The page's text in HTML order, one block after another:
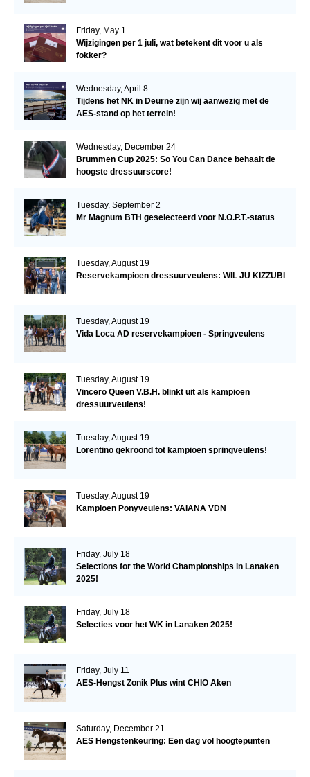
Friday, May 1
Wijzigingen per 1 juli, wat betekent dit voor u als
fokker?
Wednesday, April 8
Tijdens het NK in Deurne zijn wij aanwezig met de
AES-stand op het terrein!
Wednesday, December 24
Brummen Cup 2025: So You Can Dance behaalt de
hoogste dressuurscore!
Tuesday, September 2
Mr Magnum BTH geselecteerd voor N.O.P.T.-status
Tuesday, August 19
Reservekampioen dressuurveulens: WIL JU KIZZUBI
Tuesday, August 19
Vida Loca AD reservekampioen - Springveulens
Tuesday, August 19
Vincero Queen V.B.H. blinkt uit als kampioen
dressuurveulens!
Tuesday, August 19
Lorentino gekroond tot kampioen springveulens!
Tuesday, August 19
Kampioen Ponyveulens: VAIANA VDN
Friday, July 18
Selections for the World Championships in Lanaken
2025!
Friday, July 18
Selecties voor het WK in Lanaken 2025!
Friday, July 11
AES-Hengst Zonik Plus wint CHIO Aken
Saturday, December 21
AES Hengstenkeuring: Een dag vol hoogtepunten